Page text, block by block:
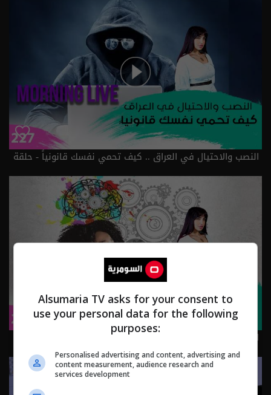
النصب والاحتيال في العراق .. كيف تحمي نفسك قانونياً - حلقة
٢٢٧ | الموسم 3
المحتوى الناجح .. هل يعتمد على الإبداع أم العلاقات - حلقة
Alsumaria TV asks for your consent to
use your personal data for the following
purposes:
Personalised advertising and content, advertising and
content measurement, audience research and
services development